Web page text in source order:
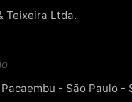
Teixeira Ltda.
- São Paulo -